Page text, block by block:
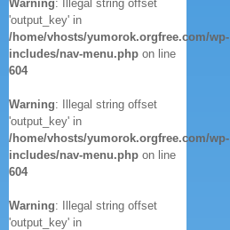
Warning: Illegal string offset
'output_key' in
/home/vhosts/yumorok.orgfree.com/wp-
includes/nav-menu.php on line
604
Warning: Illegal string offset
'output_key' in
/home/vhosts/yumorok.orgfree.com/wp-
includes/nav-menu.php on line
604
Warning: Illegal string offset
'output_key' in